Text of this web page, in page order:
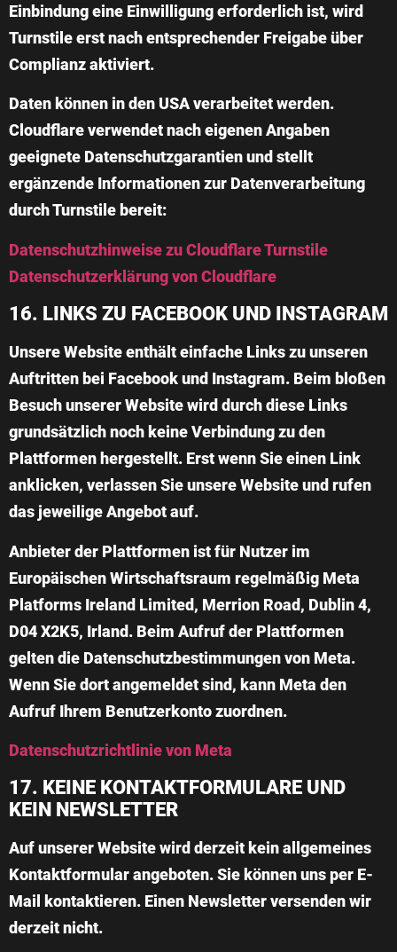
Einbindung eine Einwilligung erforderlich ist, wird
Turnstile erst nach entsprechender Freigabe über
Complianz aktiviert.
Daten können in den USA verarbeitet werden.
Cloudflare verwendet nach eigenen Angaben
geeignete Datenschutzgarantien und stellt
ergänzende Informationen zur Datenverarbeitung
durch Turnstile bereit:
Datenschutzhinweise zu Cloudflare Turnstile
Datenschutzerklärung von Cloudflare
16. LINKS ZU FACEBOOK UND INSTAGRAM
Unsere Website enthält einfache Links zu unseren
Auftritten bei Facebook und Instagram. Beim bloßen
Besuch unserer Website wird durch diese Links
grundsätzlich noch keine Verbindung zu den
Plattformen hergestellt. Erst wenn Sie einen Link
anklicken, verlassen Sie unsere Website und rufen
das jeweilige Angebot auf.
Anbieter der Plattformen ist für Nutzer im
Europäischen Wirtschaftsraum regelmäßig Meta
Platforms Ireland Limited, Merrion Road, Dublin 4,
D04 X2K5, Irland. Beim Aufruf der Plattformen
gelten die Datenschutzbestimmungen von Meta.
Wenn Sie dort angemeldet sind, kann Meta den
Aufruf Ihrem Benutzerkonto zuordnen.
Datenschutzrichtlinie von Meta
17. KEINE KONTAKTFORMULARE UND
KEIN NEWSLETTER
Auf unserer Website wird derzeit kein allgemeines
Kontaktformular angeboten. Sie können uns per E-
Mail kontaktieren. Einen Newsletter versenden wir
derzeit nicht.